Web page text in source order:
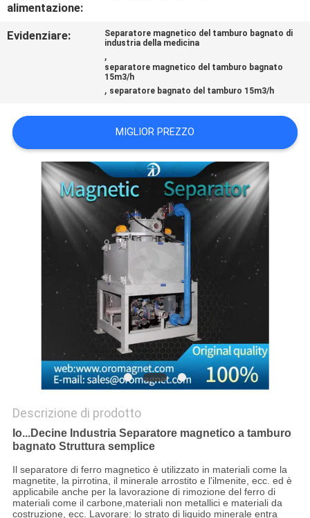
CASI
DEL
SITO
PRIVACY
POLICY
alimentazione:
Evidenziare:
Separatore magnetico del tamburo bagnato di
industria della medicina
,
separatore magnetico del tamburo bagnato
15m3/h
, separatore bagnato del tamburo 15m3/h
MIGLIOR PREZZO
Descrizione di prodotto
Io...Decine Industria Separatore magnetico a tamburo
bagnato Struttura semplice
Il separatore di ferro magnetico è utilizzato in materiali come la
magnetite, la pirrotina, il minerale arrostito e l'ilmenite, ecc. ed è
applicabile anche per la lavorazione di rimozione del ferro di
materiali come il carbone,materiali non metallici e materiali da
costruzione, ecc. Lavorare: lo strato di liquido minerale entra